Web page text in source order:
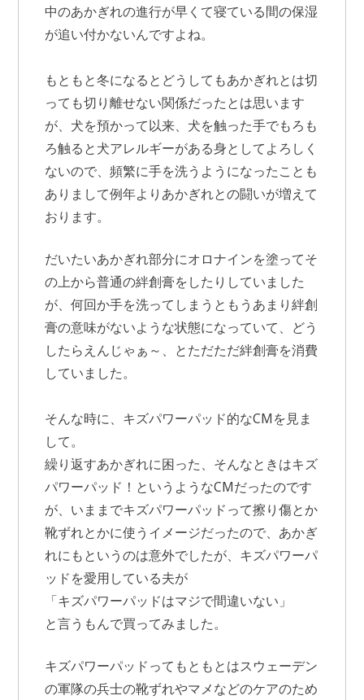
中のあかぎれの進行が早くて寝ている間の保湿
が追い付かないんですよね。
もともと冬になるとどうしてもあかぎれとは切
っても切り離せない関係だったとは思います
が、犬を預かって以来、犬を触った手でもろも
ろ触ると犬アレルギーがある身としてよろしく
ないので、頻繁に手を洗うようになったことも
ありまして例年よりあかぎれとの闘いが増えて
おります。
だいたいあかぎれ部分にオロナインを塗ってそ
の上から普通の絆創膏をしたりしていました
が、何回か手を洗ってしまうともうあまり絆創
膏の意味がないような状態になっていて、どう
したらえんじゃぁ～、とただただ絆創膏を消費
していました。
そんな時に、キズパワーパッド的なCMを見ま
して。
繰り返すあかぎれに困った、そんなときはキズ
パワーパッド！というようなCMだったのです
が、いままでキズパワーパッドって擦り傷とか
靴ずれとかに使うイメージだったので、あかぎ
れにもというのは意外でしたが、キズパワーパ
ッドを愛用している夫が
「キズパワーパッドはマジで間違いない」
と言うもんで買ってみました。
キズパワーパッドってもともとはスウェーデン
の軍隊の兵士の靴ずれやマメなどのケアのため